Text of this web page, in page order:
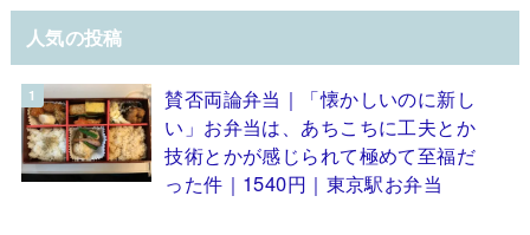
人気の投稿
賛否両論弁当｜「懐かしいのに新し
い」お弁当は、あちこちに工夫とか
技術とかが感じられて極めて至福だ
った件｜1540円｜東京駅お弁当